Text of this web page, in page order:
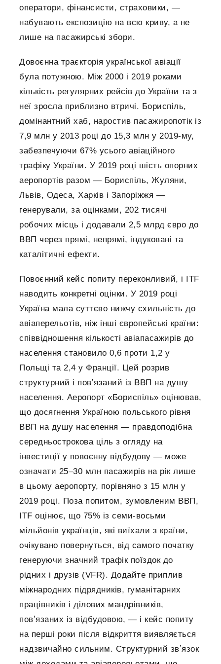
оператори, фінансисти, страховики, —
набувають експозицію на всю криву, а не
лише на пасажирські збори.
Довоєнна траєкторія української авіації
була потужною. Між 2000 і 2019 роками
кількість регулярних рейсів до України та з
неї зросла приблизно втричі. Бориспіль,
домінантний хаб, наростив пасажиропотік із
7,9 млн у 2013 році до 15,3 млн у 2019-му,
забезпечуючи 67% усього авіаційного
трафіку України. У 2019 році шість опорних
аеропортів разом — Бориспіль, Жуляни,
Львів, Одеса, Харків і Запоріжжя —
генерували, за оцінками, 202 тисячі
робочих місць і додавали 2,5 млрд євро до
ВВП через прямі, непрямі, індуковані та
каталітичні ефекти.
Повоєнний кейс попиту переконливий, і ITF
наводить конкретні оцінки. У 2019 році
Україна мала суттєво нижчу схильність до
авіаперельотів, ніж інші європейські країни:
співвідношення кількості авіапасажирів до
населення становило 0,6 проти 1,2 у
Польщі та 2,4 у Франції. Цей розрив
структурний і повʼязаний із ВВП на душу
населення. Аеропорт «Бориспіль» оцінював,
що досягнення Україною польського рівня
ВВП на душу населення — правдоподібна
середньострокова ціль з огляду на
інвестиції у повоєнну відбудову — може
означати 25–30 млн пасажирів на рік лише
в цьому аеропорту, порівняно з 15 млн у
2019 році. Поза попитом, зумовленим ВВП,
ITF оцінює, що 75% із семи-восьми
мільйонів українців, які виїхали з країни,
очікувано повернуться, від самого початку
генеруючи значний трафік поїздок до
рідних і друзів (VFR). Додайте приплив
міжнародних підрядників, гуманітарних
працівників і ділових мандрівників,
повʼязаних із відбудовою, — і кейс попиту
на перші роки після відкриття виявляється
надзвичайно сильним. Структурний звʼязок